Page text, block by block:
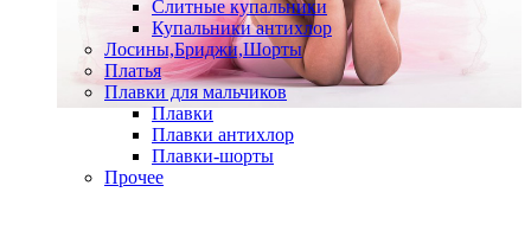
Слитные купальники
Купальники антихлор
Лосины,Бриджи,Шорты
Платья
Плавки для мальчиков
Плавки
Плавки антихлор
Плавки-шорты
Прочее